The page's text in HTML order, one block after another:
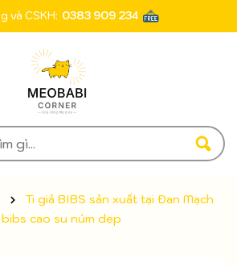
và CSKH: 0383 909 234
Ti giả BIBS sản xuất tại Đan Mạch
cao su núm dẹp